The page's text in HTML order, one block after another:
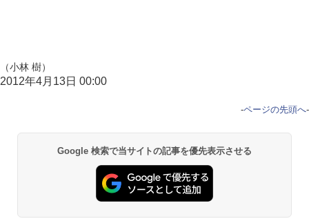
（小林 樹）
2012年4月13日 00:00
-ページの先頭へ-
Google 検索で当サイトの記事を優先表示させる